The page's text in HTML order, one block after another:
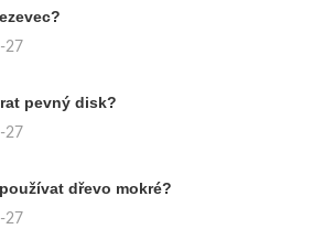
27
pevný disk?
27
dřevo mokré?
27